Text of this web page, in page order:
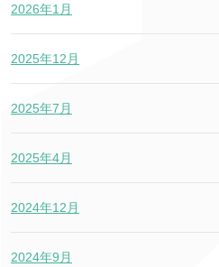
2026年1月
2025年12月
2025年7月
2025年4月
2024年12月
2024年9月